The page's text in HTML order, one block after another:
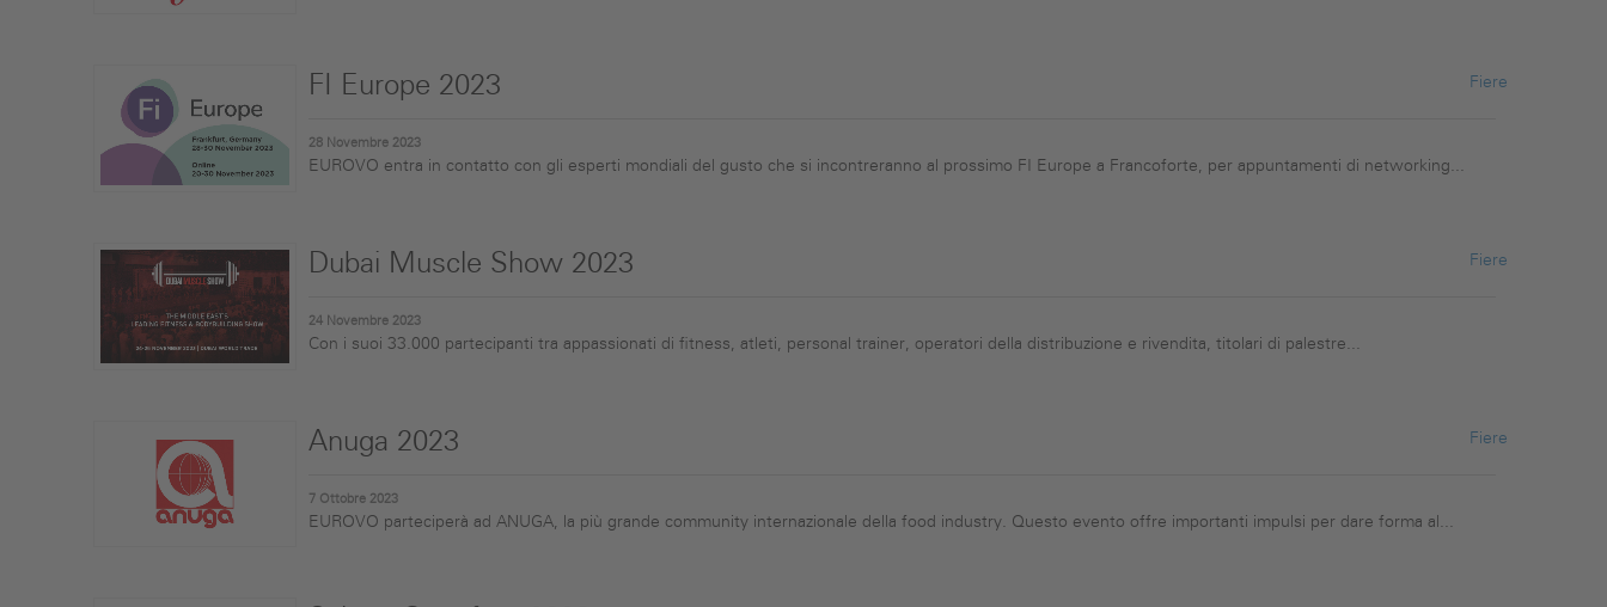
FI Europe 2023
28 Novembre 2023
EUROVO entra in contatto con gli esperti mondiali del gusto che si incontreranno al prossimo FI Europe a Francoforte, per appuntamenti di networking...
Fiere
Dubai Muscle Show 2023
24 Novembre 2023
Con i suoi 33.000 partecipanti tra appassionati di fitness, atleti, personal trainer, operatori della distribuzione e rivendita, titolari di palestre...
Fiere
Anuga 2023
7 Ottobre 2023
EUROVO parteciperà ad ANUGA, la più grande community internazionale della food industry. Questo evento offre importanti impulsi per dare forma al...
Fiere